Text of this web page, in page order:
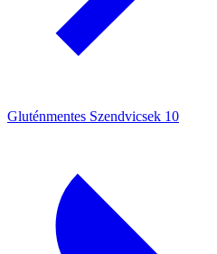
Gluténmentes Szendvicsek 10